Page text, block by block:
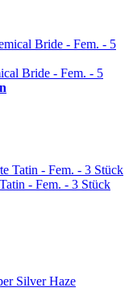
Bride - Fem. - 5
- Fem. - 3 Stück